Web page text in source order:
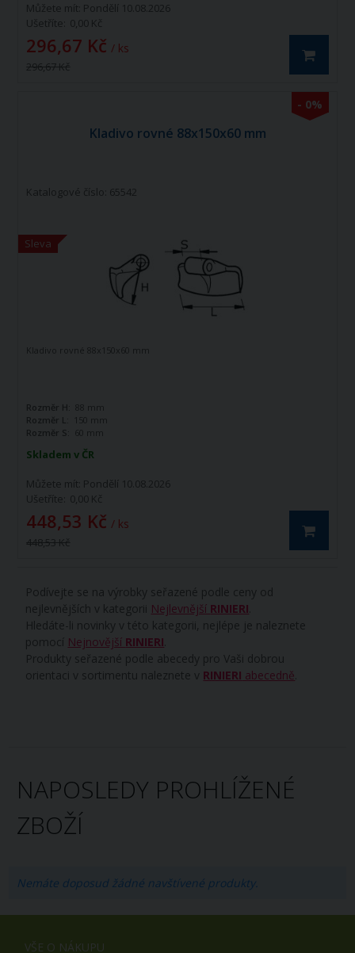
Můžete mít: Pondělí 10.08.2026
296,67 Kč
Ušetříte: 0,00 Kč
296,67 Kč / ks
Kladivo rovné 88x150x60 mm
Sleva
- 0%
Katalogové číslo: 65542
Skladem v ČR
Můžete mít: Pondělí 10.08.2026
448,53 Kč
Ušetříte: 0,00 Kč
448,53 Kč / ks
Kladivo rovné 88x150x60 mm
Rozměr H:
88 mm
Rozměr L:
150 mm
Rozměr S: 60 mm
Podívejte se na výrobky seřazené podle ceny od
nejlevnějších v kategorii Nejlevnější RINIERI
Hledáte-li novinky v této kategorii, nejlépe je naleznete
pomocí Nejnovější RINIERI
Produkty seřazené podle abecedy pro Vaši dobrou
orientaci v sortimentu naleznete v RINIERI abecedně
NAPOSLEDY PROHLÍŽENÉ
ZBOŽÍ
Nemáte doposud žádné navštívené produkty.
VŠE O NÁKUPU